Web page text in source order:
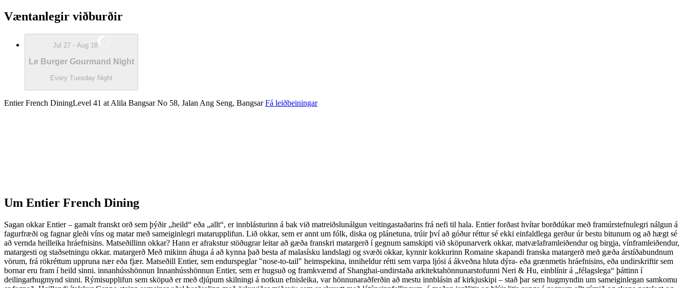
Væntanlegir viðburðir
Jul 27 - Aug 18
Le Burger Gourmand Night
Every Tuesday Night
Entier French DiningLevel 41 at Alila Bangsar No 58, Jalan Ang Seng, BangsarFá leiðbeiningar
Um Entier French Dining
Sagan okkar Entier – gamalt franskt orð sem þýðir „heild“ eða „allt“, er innblásturinn á bak við matreiðslunálgun veitingastaðarins frá nefi til hala. Entier forðast hvítar borðdúkar með framúrstefnulegri nálgun á
fagurfræði og fagnar gleði víns og matar með sameiginlegri matarupplifun. Lið okkar, sem er annt um fólk, diska og plánetuna, trúir því að góður réttur sé ekki einfaldlega gerður úr bestu bitunum og að hægt sé
að vernda heilleika hráefnisins. Matseðillinn okkar? Hann er afrakstur stöðugrar leitar að gæða franskri matargerð í gegnum samskipti við sköpunarverk okkar, matvælaframleiðendur og birgja, vínframleiðendur,
matargesti og staðsetningu okkar. matargerð Með mikinn áhuga á að kynna það besta af malasísku landslagi og svæði okkar, kynnir kokkurinn Romaine skapandi franska matargerð með gæða árstíðabundnum
vörum, frá rökréttum uppruna nær eða fjær. Matseðill Entier, sem endurspeglar "nose-to-tail" heimspekina, inniheldur rétti sem varpa ljósi á ákveðna hluta dýra- eða grænmetis hráefnisins, eða undirskriftir sem
bornar eru fram í heild sinni. innanhússhönnun Innanhússhönnun Entier, sem er hugsuð og framkvæmd af Shanghai-undirstaða arkitektahönnunarstofunni Neri & Hu, einblínir á „félagslega“ þáttinn í
deilingarhugmynd sinni. Rýmisupplifun sem sköpuð er með djúpum skilningi á notkun efnisleika, var hönnunaraðferðin að mestu innblásin af kirkjuskipi – stað þar sem hugmyndin um sameiginlegan samkomu